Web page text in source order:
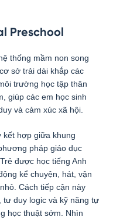
Preschool
thống mầm non song
sở trải dài khắp các
trường học tập thân
giúp các em học sinh
và cảm xúc xã hội.
kết hợp giữa khung
pháp giáo dục
được học tiếng Anh
kể chuyện, hát, vận
Cách tiếp cận này
tư duy logic và kỹ năng tự
học thuật sớm. Nhìn